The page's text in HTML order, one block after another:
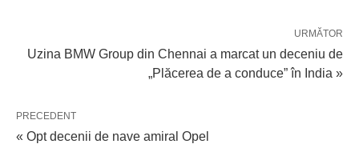
URMĂTOR
Uzina BMW Group din Chennai a marcat un deceniu de
„Plăcerea de a conduce” în India »
PRECEDENT
« Opt decenii de nave amiral Opel